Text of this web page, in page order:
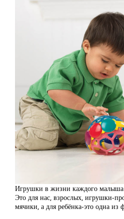
Игрушки в жизни каждого
Это для нас, взрослых, игрушки-
мячики, а для ребёнка-это одна